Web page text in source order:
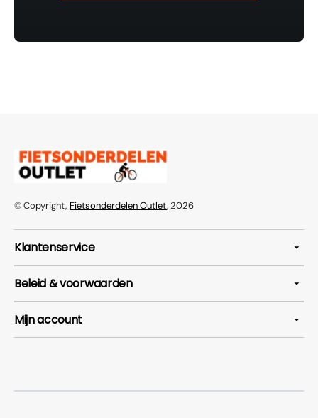
© Copyright, Fietsonderdelen Outlet, 2026
Klantenservice
Beleid & voorwaarden
Mijn account